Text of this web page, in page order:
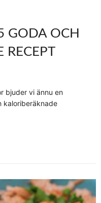
GODA OCH
RECEPT
bjuder vi ännu en
kaloriberäknade